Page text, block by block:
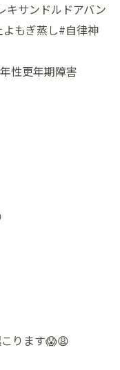
キサンドルドアバン
もぎ蒸し#自律神
性更年期障害
ります😱😩